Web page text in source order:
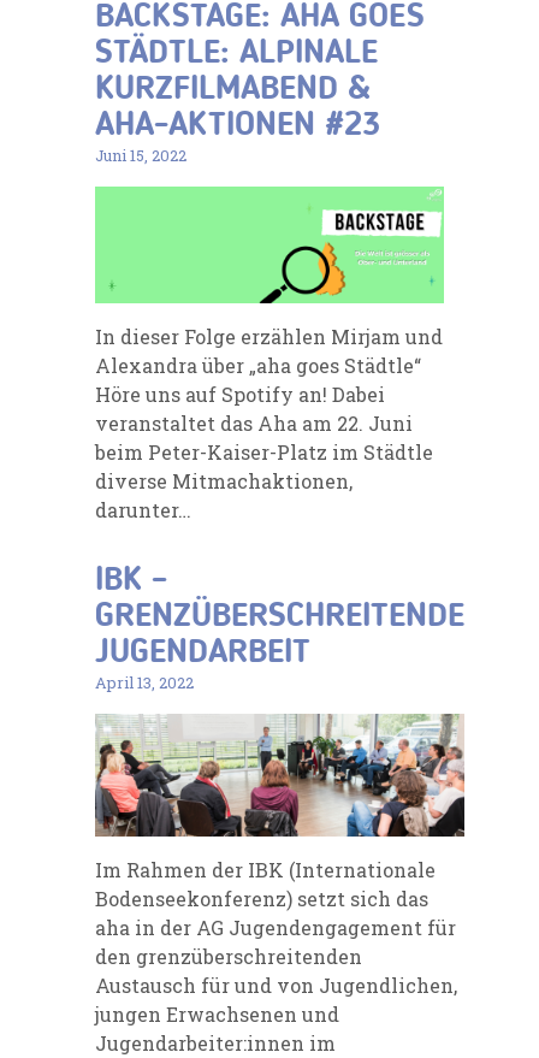
BACKSTAGE: AHA GOES
STÄDTLE: ALPINALE
KURZFILMABEND &
AHA-AKTIONEN #23
Juni 15, 2022
In dieser Folge erzählen Mirjam und
Alexandra über „aha goes Städtle“
Höre uns auf Spotify an! Dabei
veranstaltet das Aha am 22. Juni
beim Peter-Kaiser-Platz im Städtle
diverse Mitmachaktionen,
darunter…
IBK –
GRENZÜBERSCHREITENDE
JUGENDARBEIT
April 13, 2022
Im Rahmen der IBK (Internationale
Bodenseekonferenz) setzt sich das
aha in der AG Jugendengagement für
den grenzüberschreitenden
Austausch für und von Jugendlichen,
jungen Erwachsenen und
Jugendarbeiter:innen im